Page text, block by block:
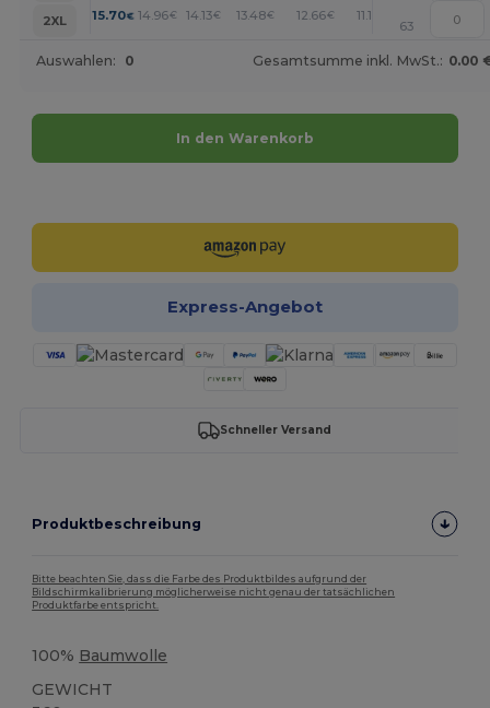
2XL
15.70€ 14.96€ 14.13€ 13.48€ 12.66€ 11.18
63
Auswahlen: 0 Gesamtsumme inkl. MwSt.: 0.00
In den Warenkorb
Express-Angebot
Schneller Versand
Produktbeschreibung
Bitte beachten Sie, dass die Farbe des Produktbildes aufgrund der
Bildschirmkalibrierung möglicherweise nicht genau der tatsächlichen
Produktfarbe entspricht.
100% Baumwolle
GEWICHT